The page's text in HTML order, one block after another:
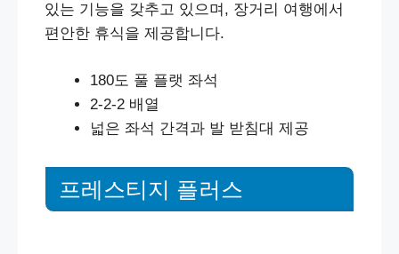
있는 기능을 갖추고 있으며, 장거리 여행에서
편안한 휴식을 제공합니다.
180도 풀 플랫 좌석
2-2-2 배열
넓은 좌석 간격과 발 받침대 제공
프레스티지 플러스